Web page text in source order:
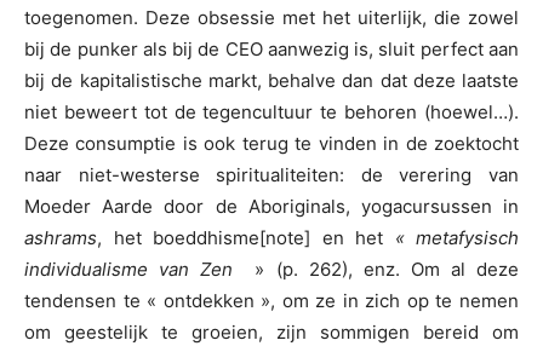
toegenomen. Deze obsessie met het uiterlijk, die zowel
bij de punker als bij de CEO aanwezig is, sluit perfect aan
bij de kapitalistische markt, behalve dan dat deze laatste
niet beweert tot de tegencultuur te behoren (hoewel…).
Deze consumptie is ook terug te vinden in de zoektocht
naar niet-westerse spiritualiteiten: de verering van
Moeder Aarde door de Aboriginals, yogacursussen in
ashrams, het boeddhisme[note] en het « metafysisch
individualisme van Zen
» (p. 262), enz. Om al deze
tendensen te « ontdekken », om ze in zich op te nemen
om geestelijk te groeien, zijn sommigen bereid om